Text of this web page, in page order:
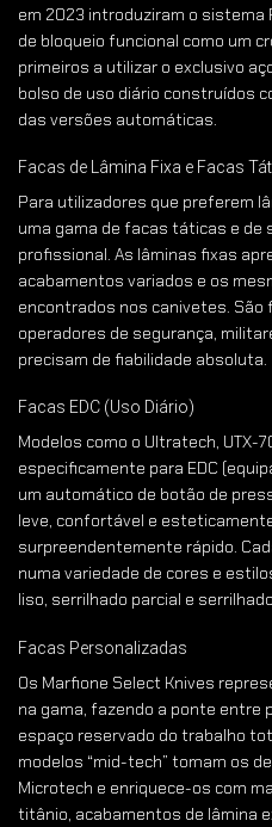
em 2023 introduziram o sistema
de bloqueio funcional como um
primeiros a utilizar o exclusivo
bolso de uso diário construídos
das versões automáticas.
Facas de Lâmina Fixa e Facas
Para utilizadores que preferem
uma gama de facas táticas e de
profissional. As lâminas fixas
acabamentos variados e os
encontrados nos canivetes.
operadores de segurança,
precisam de fiabilidade absoluta.
Facas EDC (Uso Diário)
Modelos como o Ultratech, UTX-
especificamente para EDC
um automático de botão de
leve, confortável e
surpreendentemente rápido.
numa variedade de cores e
liso, serrilhado parcial e
Facas Personalizadas
Os Marfione Select Knives
na gama, fazendo a ponte entre
espaço reservado do trabalho
modelos “mid-tech” tomam os
Microtech e enriquece-os com
titânio, acabamentos de lâmina